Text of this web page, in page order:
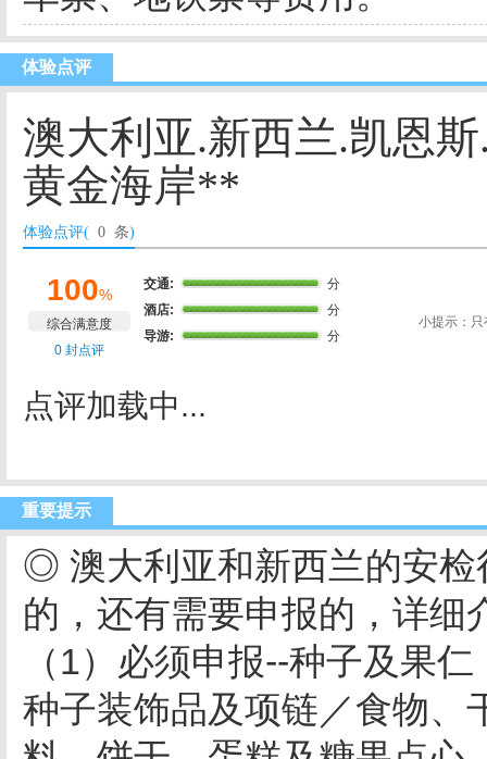
体验点评
澳大利亚.新西兰.凯恩
黄金海岸**
体验点评( 0 条)
100%
综合满意度
0 封点评
交通:
分
酒店:
分
导游:
分
小提示：
点评加载中...
重要提示
◎ 澳大利亚和新西兰的安检
的，还有需要申报的，详细
（1）必须申报--种子及果
种子装饰品及项链／食物、